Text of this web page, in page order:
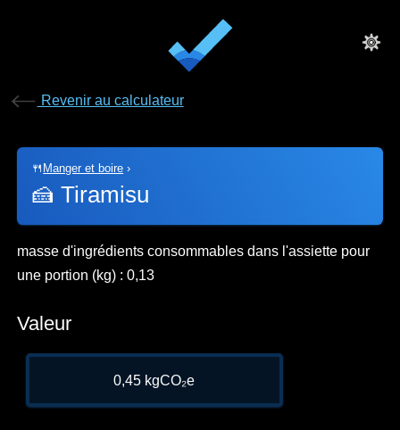
Revenir au calculateur
🍴 Manger et boire ›
🍰 Tiramisu
masse d'ingrédients consommables dans l'assiette pour
une portion (kg) : 0,13
Valeur
0,45 kgCO₂e